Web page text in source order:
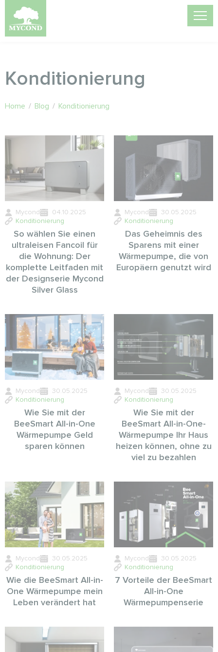
Konditionierung
Home / Blog / Konditionierung
Mycond
04.10.2025
Konditionierung
So wählen Sie einen
ultraleisen Fancoil für
die Wohnung: Der
komplette Leitfaden mit
der Designserie Mycond
Silver Glass
Mycond
30.05.2025
Konditionierung
Das Geheimnis des
Sparens mit einer
Wärmepumpe, die von
Europäern genutzt wird
Mycond
30.05.2025
Konditionierung
Wie Sie mit der
BeeSmart All-in-One
Wärmepumpe Geld
sparen können
Mycond
30.05.2025
Konditionierung
Wie Sie mit der
BeeSmart All-in-One-
Wärmepumpe Ihr Haus
heizen können, ohne zu
viel zu bezahlen
Mycond
30.05.2025
Konditionierung
Wie die BeeSmart All-in-
One Wärmepumpe mein
Leben verändert hat
Mycond
30.05.2025
Konditionierung
7 Vorteile der BeeSmart
All-in-One
Wärmepumpenserie